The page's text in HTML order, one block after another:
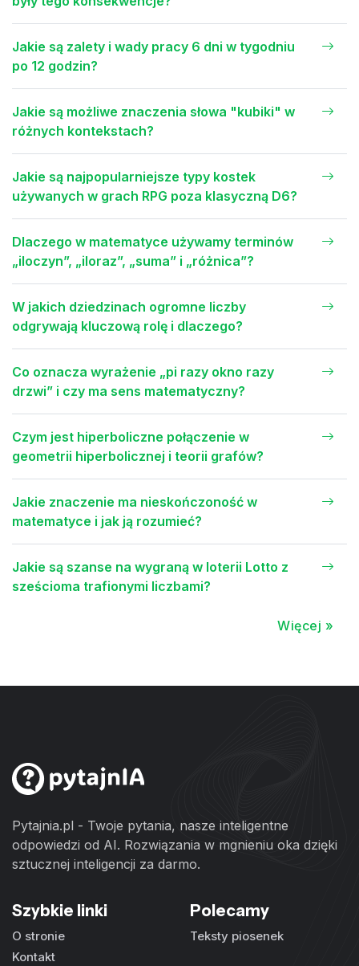
Jakie są zalety i wady pracy 6 dni w tygodniu
po 12 godzin?
Jakie są możliwe znaczenia słowa "kubiki" w
różnych kontekstach?
Jakie są najpopularniejsze typy kostek
używanych w grach RPG poza klasyczną D6?
Dlaczego w matematyce używamy terminów
„iloczyn”, „iloraz”, „suma” i „różnica”?
W jakich dziedzinach ogromne liczby
odgrywają kluczową rolę i dlaczego?
Co oznacza wyrażenie „pi razy okno razy
drzwi” i czy ma sens matematyczny?
Czym jest hiperboliczne połączenie w
geometrii hiperbolicznej i teorii grafów?
Jakie znaczenie ma nieskończoność w
matematyce i jak ją rozumieć?
Jakie są szanse na wygraną w loterii Lotto z
sześcioma trafionymi liczbami?
Więcej »
Pytajnia.pl - Twoje pytania, nasze inteligentne
odpowiedzi od AI. Rozwiązania w mgnieniu oka dzięki
sztucznej inteligencji za darmo.
Szybkie linki
O stronie
Kontakt
Polecamy
Teksty piosenek